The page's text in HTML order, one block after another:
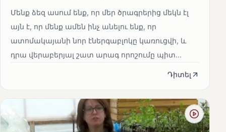
Մենք ձեզ ասում ենք, որ մեր ծրագրերից մեկն էլ
այն է, որ մենք ամեն ինչ անելու ենք, որ
ատոմակայանի նոր էներգաբլոկը կառուցվի, և
դրա վերաբերյալ շատ արագ որոշումը պիտ...
Դիտել